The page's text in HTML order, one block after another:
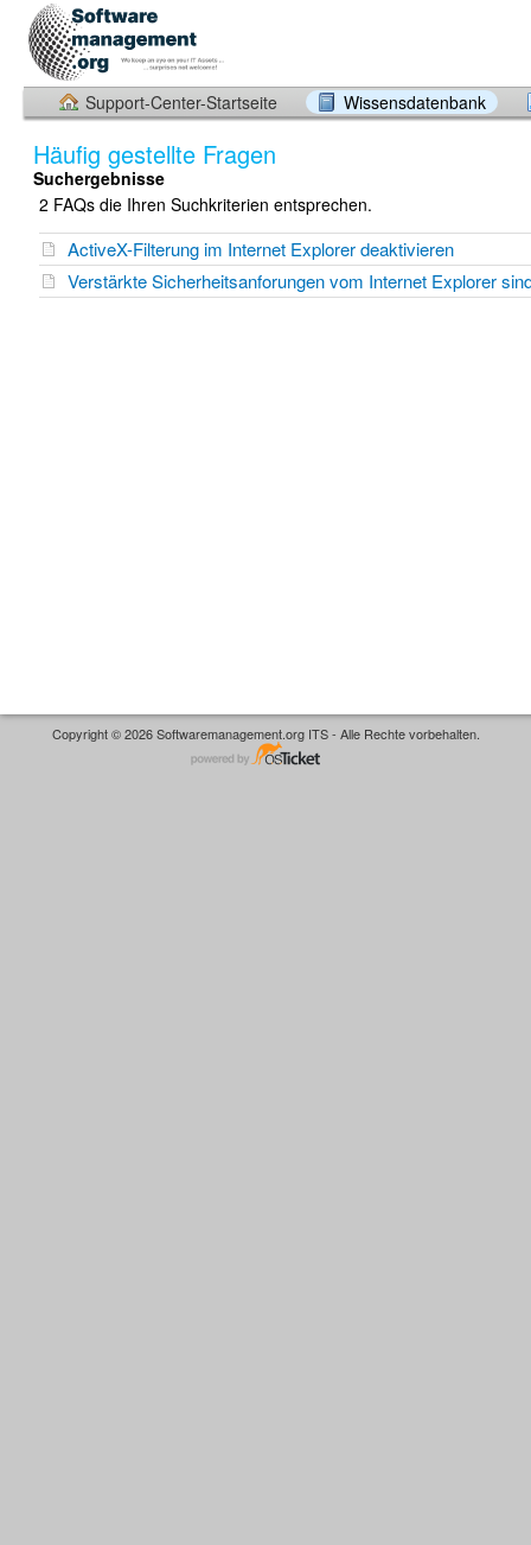
Support-Center-Startseite Wissensdatenbank
Häufig gestellte Fragen
Suchergebnisse
2 FAQs die Ihren Suchkriterien entsprechen.
ActiveX-Filterung im Internet Explorer deaktivieren
Verstärkte Sicherheitsanforungen vom Internet Explorer
Copyright © 2026 Softwaremanagement.org ITS - Alle Rechte vorbehalten.